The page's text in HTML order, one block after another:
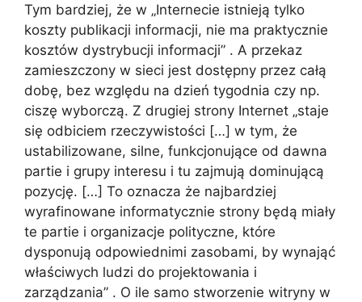
Tym bardziej, że w „Internecie istnieją tylko
koszty publikacji informacji, nie ma praktycznie
kosztów dystrybucji informacji” . A przekaz
zamieszczony w sieci jest dostępny przez całą
dobę, bez względu na dzień tygodnia czy np.
ciszę wyborczą. Z drugiej strony Internet „staje
się odbiciem rzeczywistości […] w tym, że
ustabilizowane, silne, funkcjonujące od dawna
partie i grupy interesu i tu zajmują dominującą
pozycję. […] To oznacza że najbardziej
wyrafinowane informatycznie strony będą miały
te partie i organizacje polityczne, które
dysponują odpowiednimi zasobami, by wynająć
właściwych ludzi do projektowania i
zarządzania” . O ile samo stworzenie witryny w